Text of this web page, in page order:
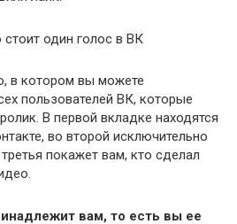
один голос в ВК
в котором вы можете
пользователей ВК, которые
В первой вкладке находятся
во второй исключительно
покажет вам, кто сделал
вам, то есть вы ее